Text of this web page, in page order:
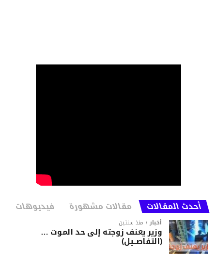
أحدث المقالات مقالات مشهورة فيديوهات
أخبار منذ سنتين
وزير يعنف زوجته إلى حد الموت …
(التفاصــيل)